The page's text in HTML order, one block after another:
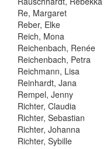
Re, Margaret
Reber, Elke
Reich, Mona
Reichenbach, Renée
Reichenbach, Petra
Reichmann, Lisa
Reinhardt, Jana
Rempel, Jenny
Richter, Claudia
Richter, Sebastian
Richter, Johanna
Richter, Sybille